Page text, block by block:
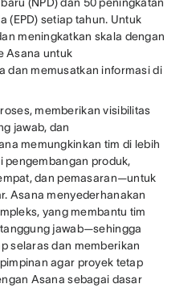
(EPD) setiap tahun. Untuk
meningkatkan skala dengan
Asana untuk
dan memusatkan informasi di
memberikan visibilitas
jawab, dan
memungkinkan tim di lebih
pengembangan produk,
dan pemasaran—untuk
Asana menyederhanakan
yang membantu tim
jawab—sehingga
selaras dan memberikan
agar proyek tetap
Asana sebagai dasar